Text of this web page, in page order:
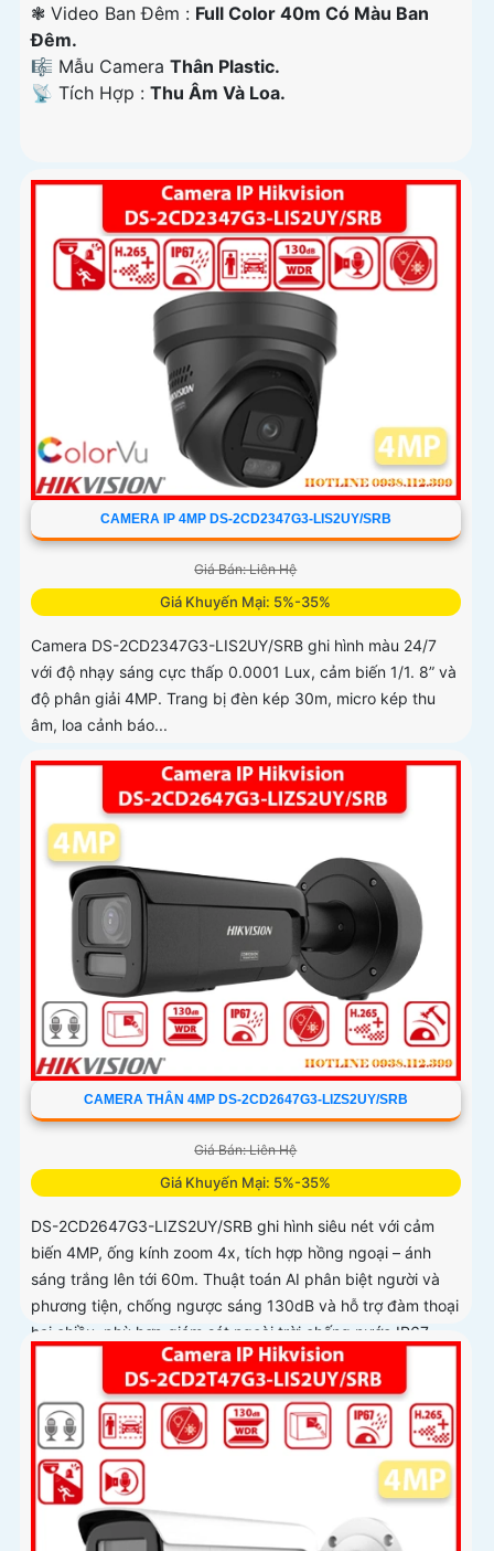
❃ Video Ban Đêm : Full Color 40m Có Màu Ban
Ðêm.
🎼️ Mẫu Camera Thân Plastic.
️📡 Tích Hợp : Thu Âm Và Loa.
CAMERA IP 4MP DS-2CD2347G3-LIS2UY/SRB
Giá Bán: Liên Hệ
Giá Khuyến Mại: 5%-35%
Camera DS-2CD2347G3-LIS2UY/SRB ghi hình màu 24/7
với độ nhạy sáng cực thấp 0.0001 Lux, cảm biến 1/1. 8” và
độ phân giải 4MP. Trang bị đèn kép 30m, micro kép thu
âm, loa cảnh báo...
CAMERA THÂN 4MP DS-2CD2647G3-LIZS2UY/SRB
Giá Bán: Liên Hệ
Giá Khuyến Mại: 5%-35%
DS-2CD2647G3-LIZS2UY/SRB ghi hình siêu nét với cảm
biến 4MP, ống kính zoom 4x, tích hợp hồng ngoại – ánh
sáng trắng lên tới 60m. Thuật toán AI phân biệt người và
phương tiện, chống ngược sáng 130dB và hỗ trợ đàm thoại
hai chiều, phù hợp giám sát ngoài trời chống nước IP67